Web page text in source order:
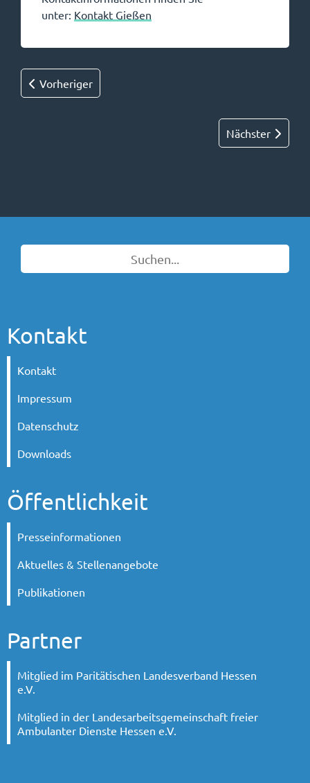
unter: Kontakt Gießen
Vorheriger
Nächster
Kontakt
Kontakt
Impressum
Datenschutz
Downloads
Öffentlichkeit
Presseinformationen
Aktuelles & Stellenangebote
Publikationen
Partner
Mitglied im Paritätischen Landesverband Hessen
e.V.
Mitglied in der Landesarbeitsgemeinschaft freier
Ambulanter Dienste Hessen e.V.